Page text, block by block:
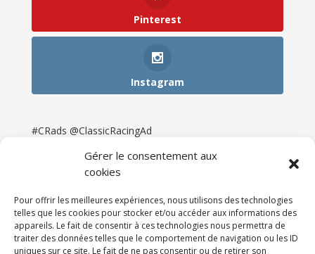
Gérer le consentement aux
cookies
Pour offrir les meilleures expériences, nous utilisons des technologies
telles que les cookies pour stocker et/ou accéder aux informations des
appareils. Le fait de consentir à ces technologies nous permettra de
traiter des données telles que le comportement de navigation ou les ID
uniques sur ce site. Le fait de ne pas consentir ou de retirer son
Pinterest
Instagram
#CRads @ClassicRacingAd